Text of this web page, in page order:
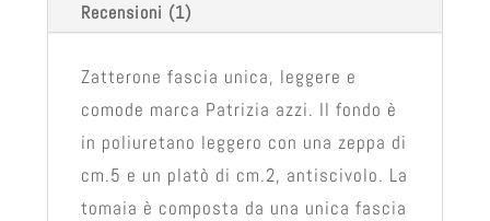
Recensioni (1)
Zatterone fascia unica, leggere e
comode marca Patrizia azzi. Il fondo è
in poliuretano leggero con una zeppa di
cm.5 e un platò di cm.2, antiscivolo. La
tomaia è composta da una unica fascia